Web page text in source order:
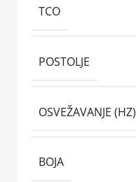
TCO
POSTOLJE
OSVEŽAVANJE (HZ)
BOJA